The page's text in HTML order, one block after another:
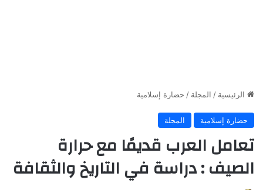
الرئيسية / المجلة / حضارة إسلامية
حضارة إسلامية المجلة
تعامل العرب قديمًا مع حرارة
الصيف : دراسة في التاريخ والثقافة